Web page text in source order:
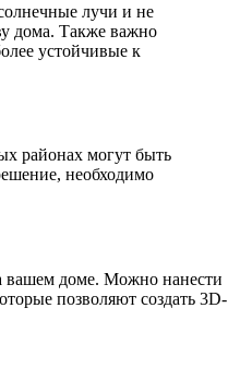
лучи и не
дома. Также важно
устойчивые к
районах могут быть
необходимо
вашем доме. Можно нанести
позволяют создать 3D-